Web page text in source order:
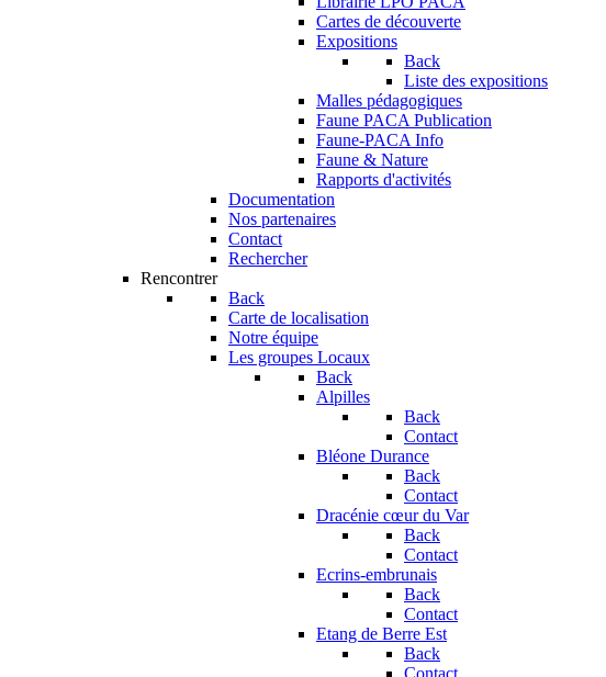
Cartes de découverte
Expositions
Back
Liste des expositions
Malles pédagogiques
Faune PACA Publication
Faune-PACA Info
Faune & Nature
Rapports d'activités
Documentation
Nos partenaires
Contact
Rechercher
Rencontrer
Back
Carte de localisation
Notre équipe
Les groupes Locaux
Back
Alpilles
Back
Contact
Bléone Durance
Back
Contact
Dracénie cœur du Var
Back
Contact
Ecrins-embrunais
Back
Contact
Etang de Berre Est
Back
Contact